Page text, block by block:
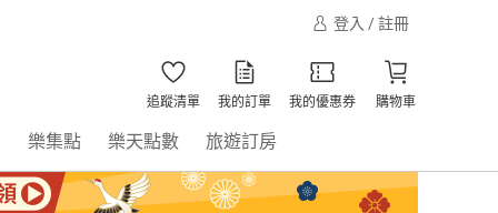
登入 / 註冊
追蹤清單 我的訂單 我的優惠券 購物車
樂集點 樂天點數 旅遊訂房